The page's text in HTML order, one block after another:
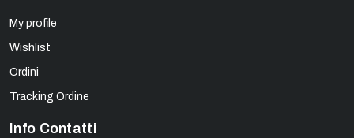
My profile
Wishlist
Ordini
Tracking Ordine
Info Contatti